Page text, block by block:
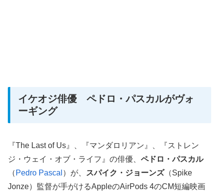
イケオジ俳優 ペドロ・パスカルがヴォ
ーギング
『The Last of Us』、『マンダロリアン』、『ストレン
ジ・ウェイ・オブ・ライフ』の俳優、 ペドロ・パスカル
（ Pedro Pascal ）が、 スパイク・ジョーンズ（Spike
Jonze）監督が手がけるAppleのAirPods 4のCM短編映画